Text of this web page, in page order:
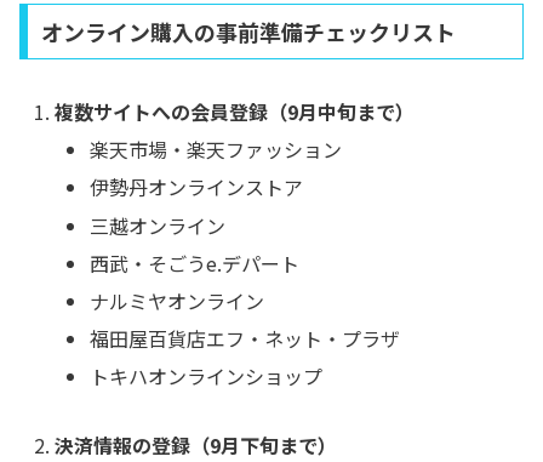
オンライン購入の事前準備チェックリスト
複数サイトへの会員登録（9月中旬まで）
楽天市場・楽天ファッション
伊勢丹オンラインストア
三越オンライン
西武・そごうe.デパート
ナルミヤオンライン
福田屋百貨店エフ・ネット・プラザ
トキハオンラインショップ
決済情報の登録（9月下旬まで）